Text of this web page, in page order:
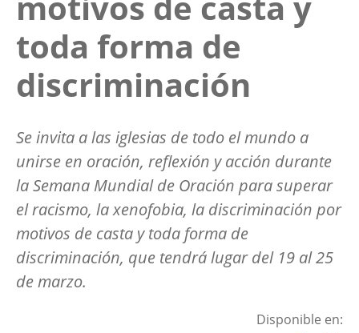
toda forma de
discriminación
Se invita a las iglesias de todo el mundo a
unirse en oración, reflexión y acción durante
la Semana Mundial de Oración para superar
el racismo, la xenofobia, la discriminación por
motivos de casta y toda forma de
discriminación, que tendrá lugar del 19 al 25
de marzo.
Disponible en: